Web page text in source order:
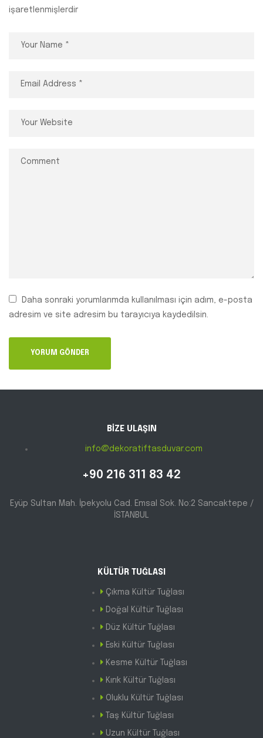
işaretlenmişlerdir
Daha sonraki yorumlarımda kullanılması için adım, e-posta
adresim ve site adresim bu tarayıcıya kaydedilsin.
KÜLTÜR TUĞLASI
Çıkma Kültür Tuğlası
Doğal Kültür Tuğlası
Düz Kültür Tuğlası
Eski Kültür Tuğlası
Kesme Kültür Tuğlası
Kırık Kültür Tuğlası
Oluklu Kültür Tuğlası
Taş Kültür Tuğlası
Uzun Kültür Tuğlası
BİZE ULAŞIN
info@dekoratiftasduvar.com
+90 216 311 83 42
Eyüp Sultan Mah. İpekyolu Cad. Emsal Sok. No:2 Sancaktepe /
İSTANBUL